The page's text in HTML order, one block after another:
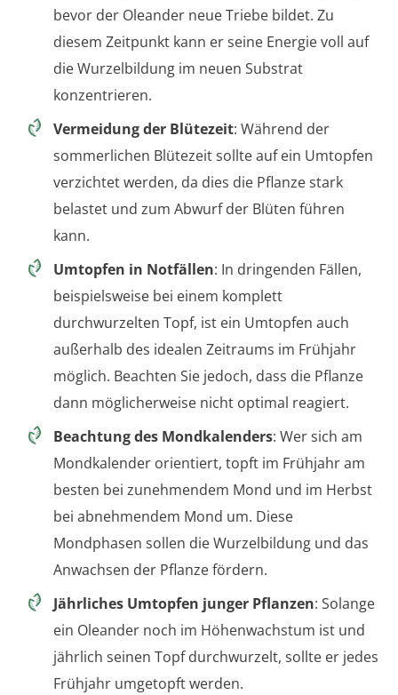
bevor der Oleander neue Triebe bildet. Zu
diesem Zeitpunkt kann er seine Energie voll auf
die Wurzelbildung im neuen Substrat
konzentrieren.
Vermeidung der Blütezeit: Während der
sommerlichen Blütezeit sollte auf ein Umtopfen
verzichtet werden, da dies die Pflanze stark
belastet und zum Abwurf der Blüten führen
kann.
Umtopfen in Notfällen: In dringenden Fällen,
beispielsweise bei einem komplett
durchwurzelten Topf, ist ein Umtopfen auch
außerhalb des idealen Zeitraums im Frühjahr
möglich. Beachten Sie jedoch, dass die Pflanze
dann möglicherweise nicht optimal reagiert.
Beachtung des Mondkalenders: Wer sich am
Mondkalender orientiert, topft im Frühjahr am
besten bei zunehmendem Mond und im Herbst
bei abnehmendem Mond um. Diese
Mondphasen sollen die Wurzelbildung und das
Anwachsen der Pflanze fördern.
Jährliches Umtopfen junger Pflanzen: Solange
ein Oleander noch im Höhenwachstum ist und
jährlich seinen Topf durchwurzelt, sollte er jedes
Frühjahr umgetopft werden.